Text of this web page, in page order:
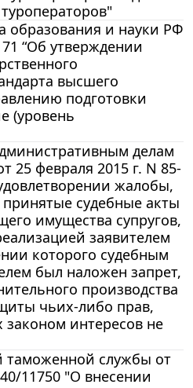
образования и науки РФ
“Об утверждении
высшего
подготовки
(уровень
делам
25 февраля 2015 г. N 85-
жалобы,
принятые судебные акты
имущества супругов,
заявителем
которого судебным
был наложен запрет,
производства
чьих-либо прав,
интересов не
таможенной службы от
11750 "О внесении